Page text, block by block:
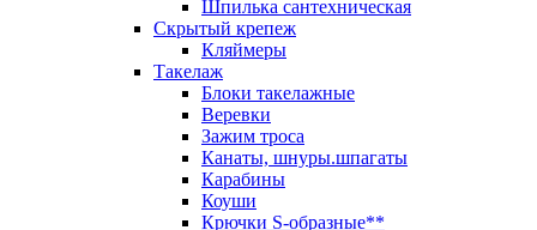
Шпилька сантехническая
Скрытый крепеж
Кляймеры
Такелаж
Блоки такелажные
Веревки
Зажим троса
Канаты, шнуры.шпагаты
Карабины
Коуши
Крючки S-образные**